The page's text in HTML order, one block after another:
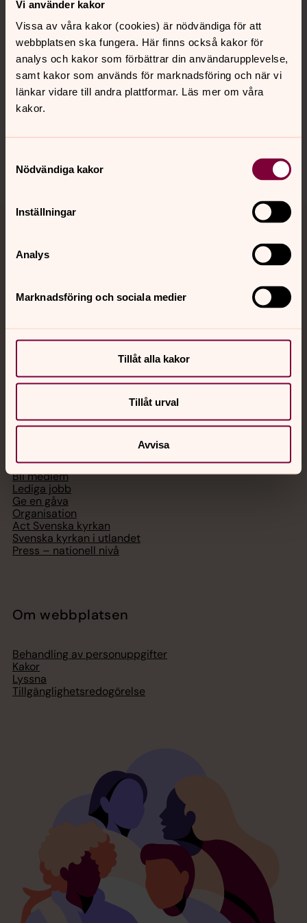
Vi använder kakor
Vissa av våra kakor (cookies) är nödvändiga för att
webbplatsen ska fungera. Här finns också kakor för
analys och kakor som förbättrar din användarupplevelse,
samt kakor som används för marknadsföring och när vi
länkar vidare till andra plattformar. Läs mer om våra
kakor.
Nödvändiga kakor
Inställningar
Analys
Marknadsföring och sociala medier
Tillåt alla kakor
Tillåt urval
Avvisa
Kalender
Hitta snabbt
Akut samtals- och krisstöd. Prata eller chatta anonymt
Digitalt brev
Svenska kyrkan
Hitta församling
Bli medlem
Lediga jobb
Ge en gåva
Organisation
Act Svenska kyrkan
Svenska kyrkan i utlandet
Press – nationell nivå
Om webbplatsen
Behandling av personuppgifter
Kakor
Lyssna
Tillgänglighetsredogörelse